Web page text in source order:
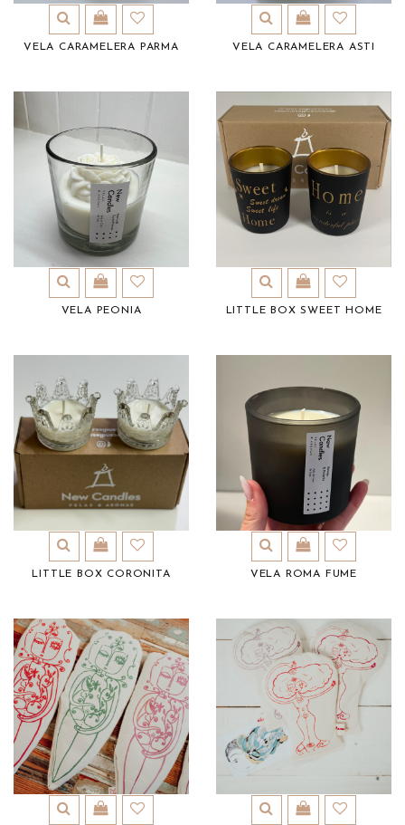
VELA CARAMELERA PARMA VELA CARAMELERA ASTI
VELA PEONIA LITTLE BOX SWEET HOME
LITTLE BOX CORONITA VELA ROMA FUME